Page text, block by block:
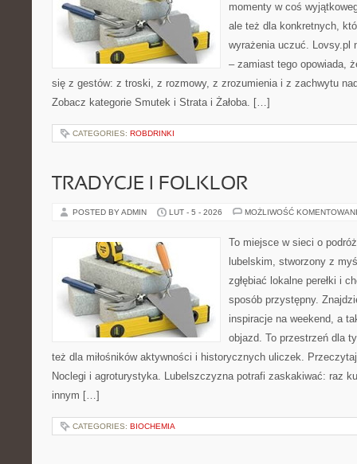
momenty w coś
ale też dla konkretnych,
wyrażenia uczuć. Lovsy.pl
– zamiast tego opowiada,
się z gestów: z troski, z rozmowy, z zrozumienia i z zachwytu
Zobacz kategorie Smutek i Strata i Żałoba. […]
CATEGORIES: ROBDRINKI
TRADYCJE I FOLKLOR
POSTED BY ADMIN LUT - 5 - 2026 MOŻLIWOŚĆ
To miejsce w sieci o
lubelskim, stworzony z
zgłębiać lokalne perełki i
sposób przystępny.
inspiracje na weekend, a
objazd. To przestrzeń dla
też dla miłośników aktywności i historycznych uliczek.
Noclegi i agroturystyka. Lubelszczyzna potrafi zaskakiwać: raz
innym […]
CATEGORIES: BIOCHEMIA